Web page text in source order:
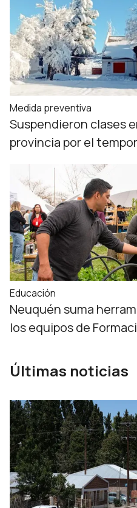
Medida preventiva
Suspendieron clases
provincia por el
Educación
Neuquén suma
los equipos de
Últimas noticias